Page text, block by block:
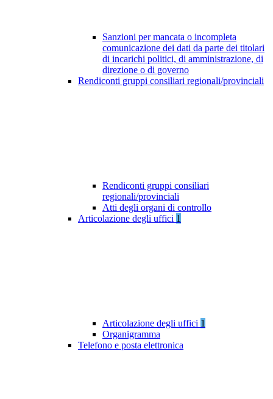
Sanzioni per mancata o incompleta
comunicazione dei dati da parte dei titolari
di incarichi politici, di amministrazione, di
direzione o di governo
Rendiconti gruppi consiliari regionali/provinciali
Rendiconti gruppi consiliari
regionali/provinciali
Atti degli organi di controllo
Articolazione degli uffici 1
Articolazione degli uffici 1
Organigramma
Telefono e posta elettronica